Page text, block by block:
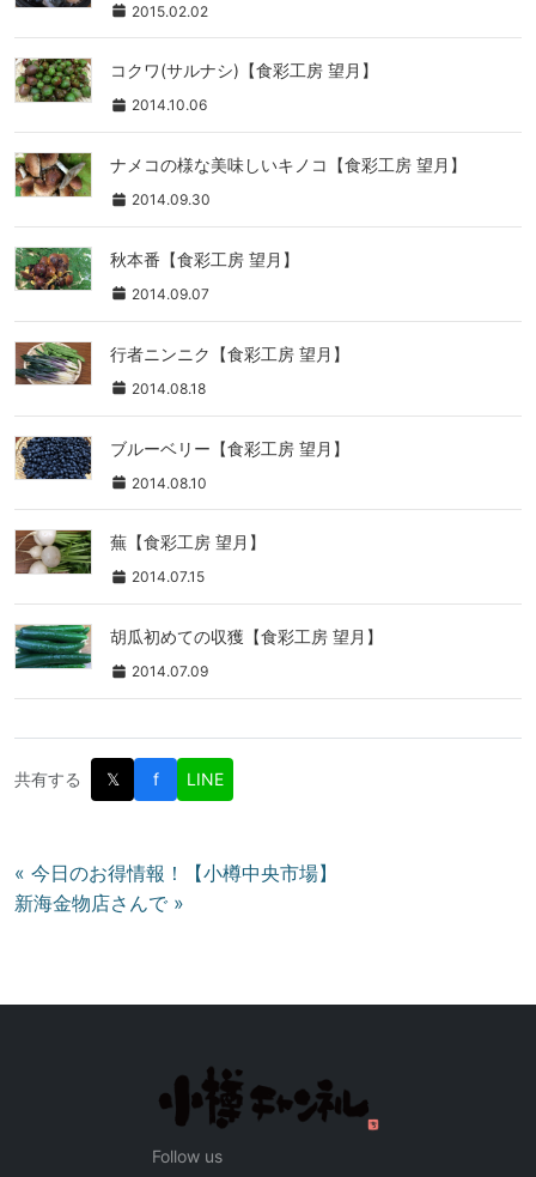
2015.02.02
コクワ(サルナシ)【食彩工房 望月】
2014.10.06
ナメコの様な美味しいキノコ【食彩工房 望月】
2014.09.30
秋本番【食彩工房 望月】
2014.09.07
行者ニンニク【食彩工房 望月】
2014.08.18
ブルーベリー【食彩工房 望月】
2014.08.10
蕪【食彩工房 望月】
2014.07.15
胡瓜初めての収獲【食彩工房 望月】
2014.07.09
共有する 𝕏 f LINE
投
稿
« 今日のお得情報！【小樽中央市場】
新海金物店さんで »
Follow us